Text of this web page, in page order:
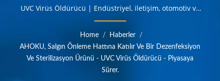
ÖNLEME SIRALAMASINA
KATILIYOR VE BIR
DEZENFEKSIYON VE
STERILIZASYON ÜRÜNÜ
UVC Virüs Öldürücü | Endüstriyel, iletişim, otomotiv ve
tüketici pazarları gibi çeşitli alanlarda güç yönetimi
uygulamalarının ihtiyaçlarını karşılayan ürünler
sağlama konusunda 35 yılı aşkın güvenilir OEM & ODM
deneyimi.
Home / Haberler
/
AHOKU, Salgın Önleme Hattına Katılır Ve Bir Dezenfeksiyon
Ve Sterilizasyon Ürünü - UVC Virüs Öldürücü - Piyasaya
Sürer.